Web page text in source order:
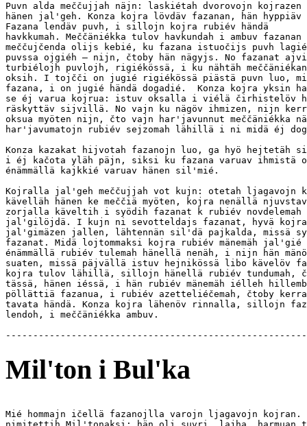
Puvn alda meččujjah näjn: laskiétah dvorovojn kojrazen
hänen jal'geh. Konza kojra lövdäv fazanan, hän
Fazana lendäv puvh, i sillojn kojra rubiév händä
havkkumah. Meččäniékka tulov havkundah i ambuv fazanan
meččujčenda olijs kebié, ku fazana istuočijs puvh
puvssa ojgiéh — nijn, čtoby hän nägyjs. No fazanat
turbiélojh puvlojh, rigiékössä, i ku nähtäh
oksih. I tojčči on jugié rigiékössä piästä puvn luo,
fazana, i on jugié händä dogadié.  Konza kojra yksin
se éj varua kojrua: istuv oksalla i viélä čirhistelöv
räskyttäv sijvillä. No vajn ku nägöv ihmizen, nijn
oksua myöten nijn, čto vajn har'javunnut meččäniékka
har'javumatojn rubiév sejzomah lähillä i ni midä éj
Konza kazakat hijvotah fazanojn luo, ga hyö hejtetäh
i éj kačota yläh päjn, siksi ku fazana varuav ihmistä
énämmällä kajkkié varuav hänen sil'mié.
Kojralla jal'geh meččujjah vot kujn: otetah ljagavojn
kävelläh hänen ke meččiä myöten, kojra nenällä
zorjalla käveltih i syödih fazanat k rubiév novdelemah
jal'gilöjdä. I kujn ni sevotteldajs fazanat, hyvä
jal'gimäzen jallen, lähtennän sil'dä pajkalda, missä
fazanat. Midä lojtommaksi kojra rubiév mänemäh jal'gié
énämmällä rubiév tulemah hänellä nenäh, i nijn hän
suaten, missä päjvällä istuv hejnikössä libo kävelöv
kojra tulov lähillä, sillojn hänellä rubiév tundumah,
tässä, hänen iéssä, i hän rubiév mänemäh iélleh
pöllättiä fazanua, i rubiév azetteliéčemah, čtoby
tavata händä. Konza kojra lähenöv rinnalla, sillojn
lendoh, i meččäniékka ambuv.
Mil'ton i Bul'ka
Mié hommajn ičellä fazanojlla varojn ljagavojn kojran.